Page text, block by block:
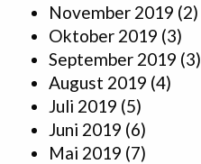
November 2019 (2)
Oktober 2019 (3)
September 2019 (3)
August 2019 (4)
Juli 2019 (5)
Juni 2019 (6)
Mai 2019 (7)